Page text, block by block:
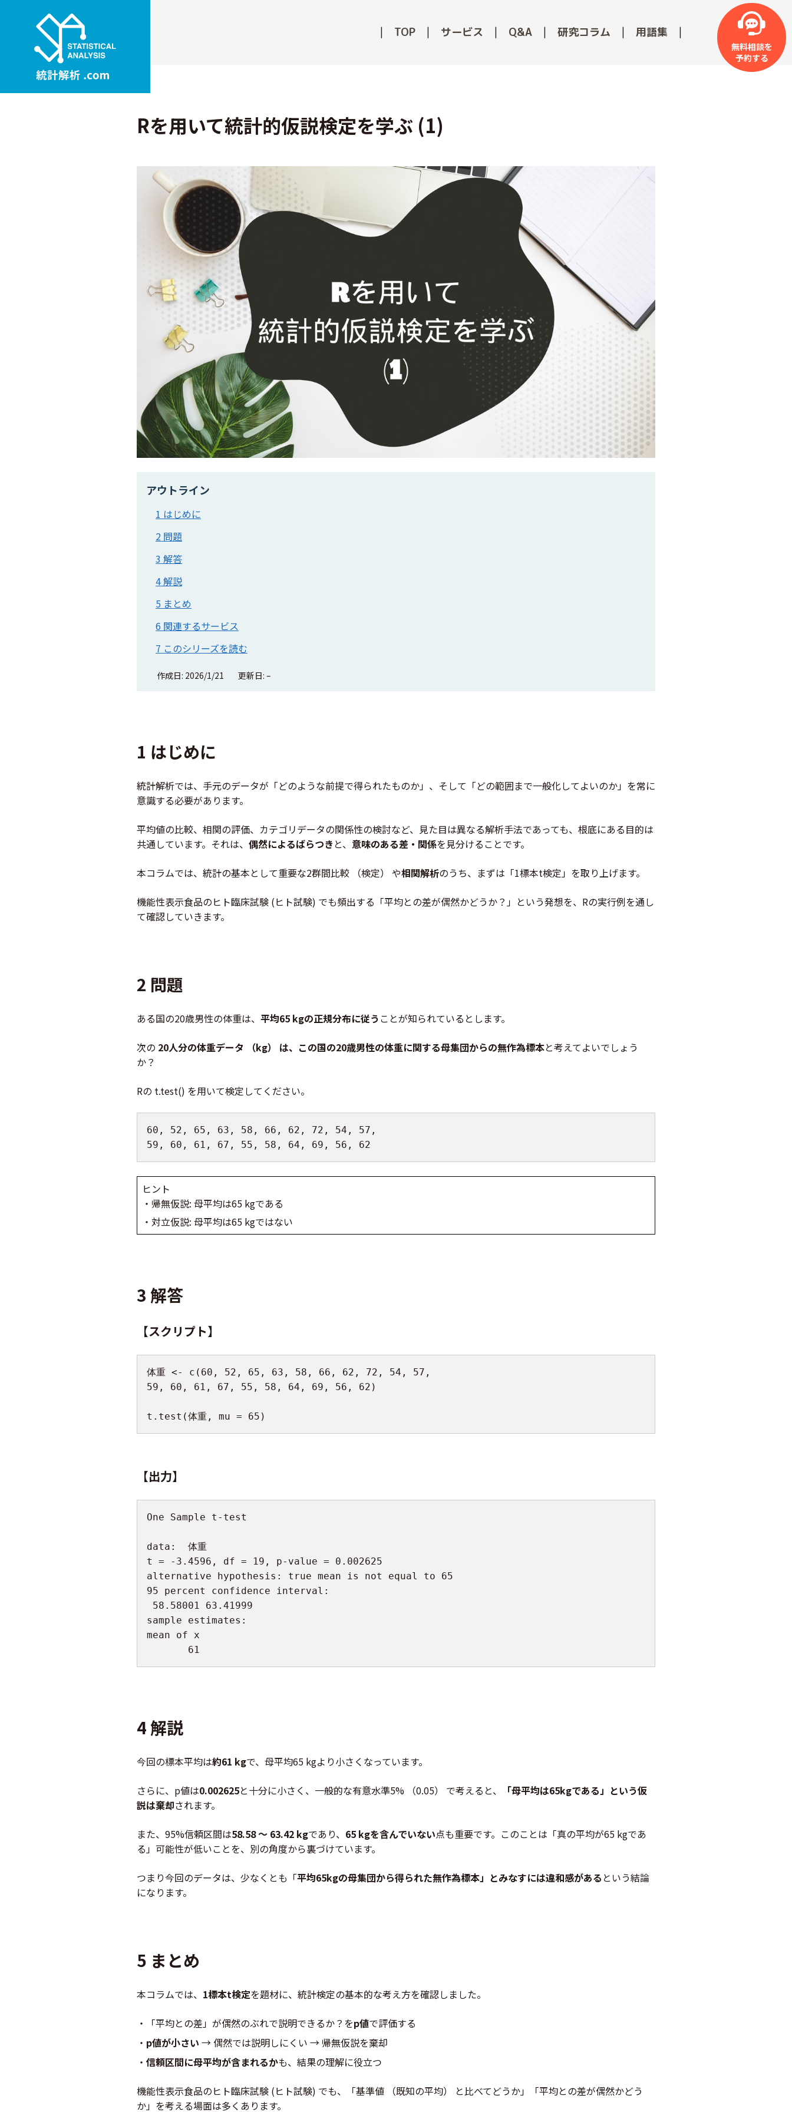
TOP サービス Q&A 研究コラム 用語集
無料相談を
予約する
Rを用いて統計的仮説検定を学ぶ (1)
アウトライン
1 はじめに
2 問題
3 解答
4 解説
5 まとめ
6 関連するサービス
7 このシリーズを読む
作成日: 2026/1/21 更新日: –
1 はじめに
統計解析では、手元のデータが「どのような前提で得られたものか」、そして「どの範囲まで一般化してよいのか」を常に
意識する必要があります。
平均値の比較、相関の評価、カテゴリデータの関係性の検討など、見た目は異なる解析手法であっても、根底にある目的は
共通しています。それは、 偶然によるばらつき と、 意味のある差・関係を見分けることです。
本コラムでは、統計の基本として重要な2群間比較 （検定） や相関解析のうち、まずは「1標本t検定」を取り上げます。
機能性表示食品のヒト臨床試験 (ヒト試験) でも頻出する「平均との差が偶然かどうか？」という発想を、Rの実行例を通し
て確認していきます。
2 問題
ある国の20歳男性の体重は、 平均65 kgの正規分布に従うことが知られているとします。
次の 20人分の体重データ （kg） は、この国の20歳男性の体重に関する母集団からの無作為標本と考えてよいでしょう
か？
Rの t.test() を用いて検定してください。
60 , 52 , 65 , 63 , 58 , 66 , 62 , 72 , 54 , 57 ,
59 , 60 , 61 , 67 , 55 , 58 , 64 , 69 , 56 , 62
ヒント
・帰無仮説: 母平均は65 kgである
・対立仮説: 母平均は65 kgではない
3 解答
【スクリプト】
体重 <- c ( 60 , 52 , 65 , 63 , 58 , 66 , 62 , 72 , 54 , 57 ,
59 , 60 , 61 , 67 , 55 , 58 , 64 , 69 , 56 , 62 )
t.test (体重 , mu = 65 )
【出力】
One Sample t - test
data :
  体重
t = - 3.4596 , df = 19 , p- value =
0.002625
alternative hypothesis : true mean is not equal to 65
95 percent confidence interval :
58.58001
63.41999
sample estimates :
mean of x
61
4 解説
今回の標本平均は約61 kgで、母平均65 kgより小さくなっています。
さらに、p値は0.002625と十分に小さく、一般的な有意水準5% （0.05） で考えると、
「母平均は65kgである」という仮
説は棄却されます。
また、95%信頼区間は58.58 ～ 63.42 kgであり、 65 kgを含んでいない点も重要です。このことは「真の平均が65 kgであ
る」可能性が低いことを、別の角度から裏づけています。
つまり今回のデータは、少なくとも「平均65kgの母集団から得られた無作為標本」とみなすには違和感がある という結論
になります。
5 まとめ
本コラムでは、 1標本t検定を題材に、統計検定の基本的な考え方を確認しました。
「平均との差」が偶然のぶれで説明できるか？をp値で評価する
p値が小さい → 偶然では説明しにくい → 帰無仮説を棄却
信頼区間に母平均が含まれるかも、結果の理解に役立つ
機能性表示食品のヒト臨床試験 (ヒト試験) でも、「基準値 （既知の平均） と比べてどうか」「平均との差が偶然かどう
か」を考える場面は多くあります。